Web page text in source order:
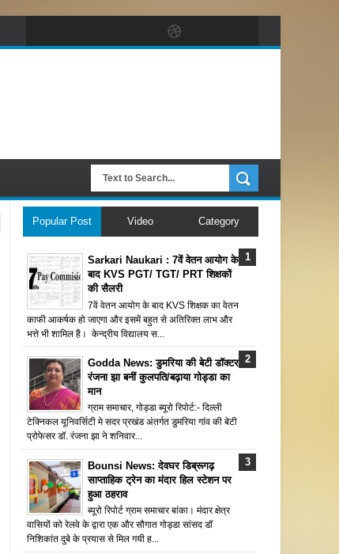
Popular Post Video Category
Sarkari Naukari : 7वें वेतन आयोग के
बाद KVS PGT/ TGT/ PRT शिक्षकों
की सैलरी
7वें वेतन आयोग के बाद KVS शिक्षक का वेतन
काफी आकर्षक हो जाएगा और इसमें बहुत से अतिरिक्त लाभ और
भत्ते भी शामिल हैं। केन्द्रीय विद्यालय स...
Godda News: डुमरिया की बेटी डॉक्टर
रंजना झा बनीं कुलपति/बढ़ाया गोड्डा का
मान
ग्राम समाचार, गोड्डा ब्यूरो रिपोर्ट:- दिल्ली
टेक्निकल यूनिवर्सिटी मे सदर प्रखंड अंतर्गत डुमरिया गांव की बेटी
प्रोफेसर डॉ. रंजना झा ने शनिवार...
Bounsi News: देवघर डिब्रूगढ़
साप्ताहिक ट्रेन का मंदार हिल स्टेशन पर
हुआ ठहराव
ब्यूरो रिपोर्ट ग्राम समाचार बांका। मंदार क्षेत्र
वासियों को रेलवे के द्वारा एक और सौगात गोड्डा सांसद डॉ
निशिकांत दुबे के प्रयास से मिल गयी ह...